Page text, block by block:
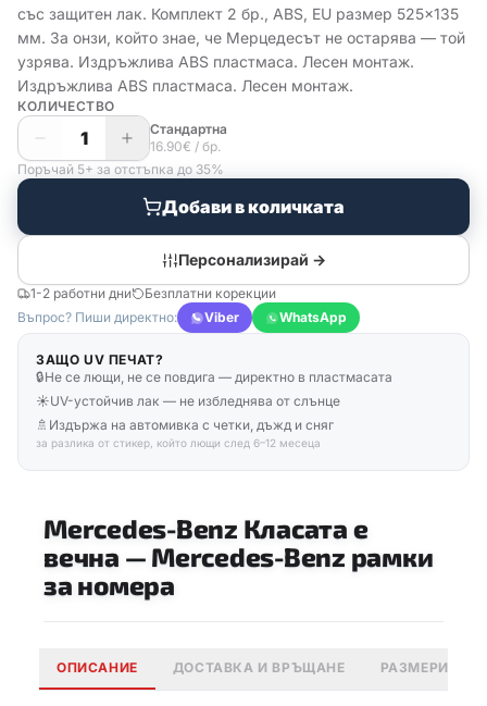
със защитен лак. Комплект 2 бр., ABS, EU размер 525×135
мм. За онзи, който знае, че Мерцедесът не остарява — той
узрява. Издръжлива ABS пластмаса. Лесен монтаж.
Издръжлива ABS пластмаса. Лесен монтаж.
КОЛИЧЕСТВО
1
Стандартна
16.90€ / бр.
Поръчай 5+ за отстъпка до 35%
Добави в количката
Персонализирай →
1-2 работни дни
Безплатни корекции
Въпрос? Пиши директно:
Viber WhatsApp
ЗАЩО UV ПЕЧАТ?
🔒Не се лющи, не се повдига — директно в пластмасата
☀️UV-устойчив лак — не избледнява от слънце
🚿 Издържа на автомивка с четки, дъжд и сняг
за разлика от стикер, който лющи след 6–12 месеца
Mercedes-Benz Класата е
вечна — Mercedes-Benz рамки
за номера
ОПИСАНИЕ ДОСТАВКА И ВРЪЩАНЕ РАЗМЕРИ